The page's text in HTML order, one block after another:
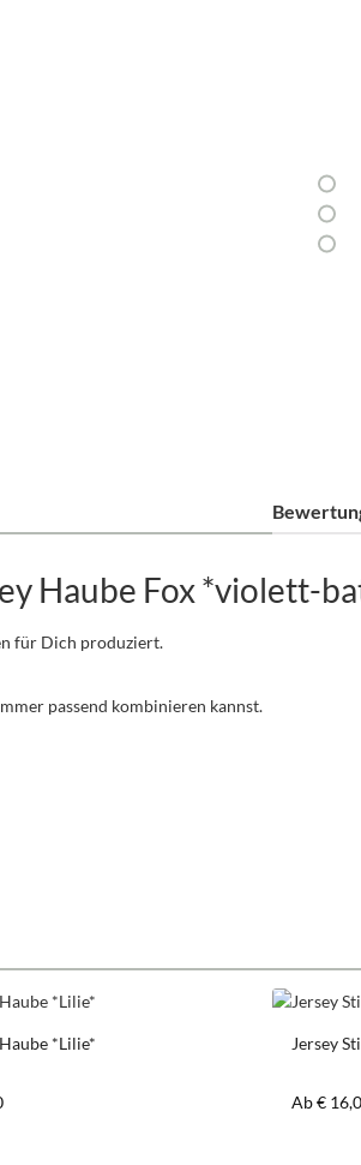
Haube Fox *violett-
für Dich produziert.
passend kombinieren kannst.
*Lilie*
Preis:
Jersey
Ab€